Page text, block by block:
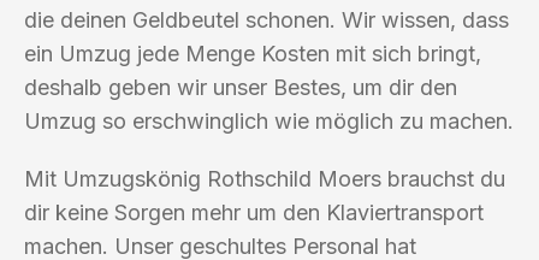
die deinen Geldbeutel schonen. Wir wissen, dass
ein Umzug jede Menge Kosten mit sich bringt,
deshalb geben wir unser Bestes, um dir den
Umzug so erschwinglich wie möglich zu machen.
Mit Umzugskönig Rothschild Moers brauchst du
dir keine Sorgen mehr um den Klaviertransport
machen. Unser geschultes Personal hat